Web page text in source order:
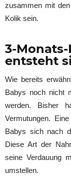
zusammen mit
Kolik sein.
3-
entsteht
Wie bereits
Babys noch nicht
werden. Bisher
Vermutungen.
Babys sich nach
Diese Art der
seine Verdauung
umstellen.